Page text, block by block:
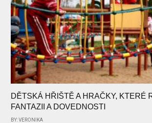
DĚTSKÁ HŘIŠTĚ A HRAČKY, KTERÉ
FANTAZII A DOVEDNOSTI
BY: VERONIKA